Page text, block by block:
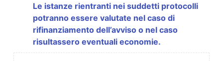
Le istanze rientranti nei suddetti protocolli
potranno essere valutate nel caso di
rifinanziamento dell’avviso o nel caso
risultassero eventuali economie.